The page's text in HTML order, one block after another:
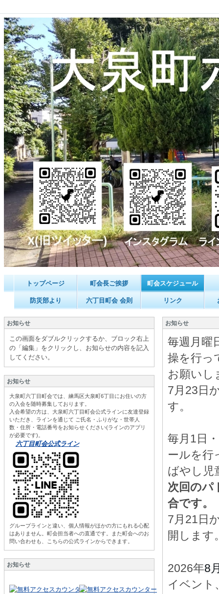
トップページ 町会長ご挨拶 町会スケジュール
防災部より 六丁目町会 会則 リンク
お知らせ
この画面をダブルクリックするか、ブロック右上
の「編集」をクリックし、お知らせの内容を記入
してください。
お知らせ
大泉町六丁目町会では、練馬区大泉町6丁目にお住いの方
の入会を随時募集しております。
入会希望の方は、大泉町六丁目町会公式ラインに友達登録
いただき、ラインを通じて ご氏名・ふりがな・世帯人
数・住所・電話番号をお知らせください(ラインのアプリ
が必要です)。
六丁目町会公式ライン
グループラインと違い、個人情報がほかの方にもれる心配
はありません。町会担当者への直通です。また町会へのお
問い合わせも、こちらの公式ラインからできます。
お知らせ
お知らせ
毎週月曜
操を行っ
お願いし
7月23日
す。
毎月1日
ールを行
ばやし児
次回のパ
合です。
7月21日
開します
2026年8
イベント